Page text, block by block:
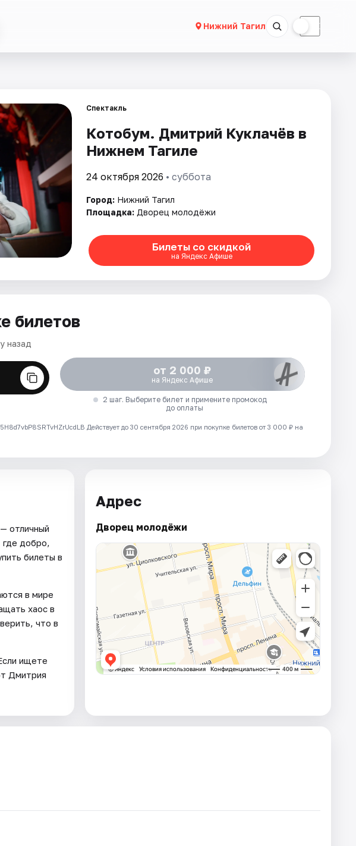
Нижний Тагил ☾
Спектакль
Котобум. Дмитрий Куклачёв в
Нижнем Тагиле
24 октября 2026 • суббота
Город: Нижний Тагил
Площадка: Дворец молодёжи
Билеты со скидкой
на Яндекс Афише
билетов
назад
от 2 000 ₽
на Яндекс Афише
2 шаг. Выберите билет и примените промокод
до оплаты
Действует до 30 сентября 2026 при покупке билетов от 3 000 ₽ на
отличный
добро,
билеты в
в мире
хаос в
что в
ищете
Дмитрия
Адрес
Дворец молодёжи